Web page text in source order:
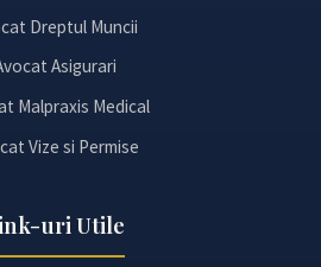
Dreptul Muncii
Asigurari
Malpraxis Medical
Vize si Permise
uri Utile